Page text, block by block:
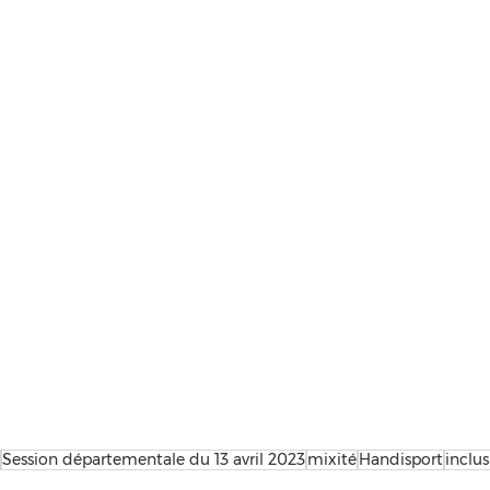
Session départementale du 13 avril 2023mixitéHandisport